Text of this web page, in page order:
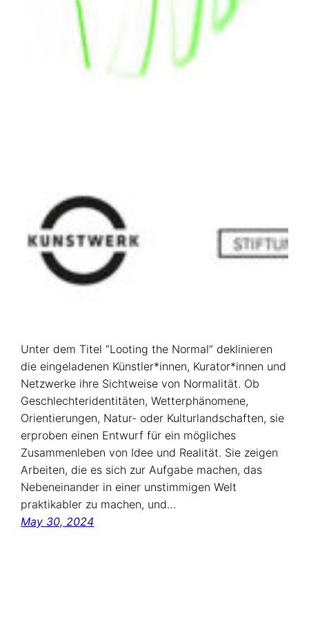
Unter dem Titel “Looting the Normal” deklinieren
die eingeladenen Künstler*innen, Kurator*innen und
Netzwerke ihre Sichtweise von Normalität. Ob
Geschlechteridentitäten, Wetterphänomene,
Orientierungen, Natur- oder Kulturlandschaften, sie
erproben einen Entwurf für ein mögliches
Zusammenleben von Idee und Realität. Sie zeigen
Arbeiten, die es sich zur Aufgabe machen, das
Nebeneinander in einer unstimmigen Welt
praktikabler zu machen, und…
May 30, 2024